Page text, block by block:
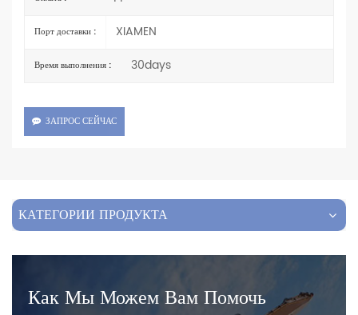
Порт доставки : XIAMEN
Время выполнения : 30days
ЗАПРОС СЕЙЧАС
КАТЕГОРИИ ПРОДУКТА
Как Мы Можем Вам Помочь